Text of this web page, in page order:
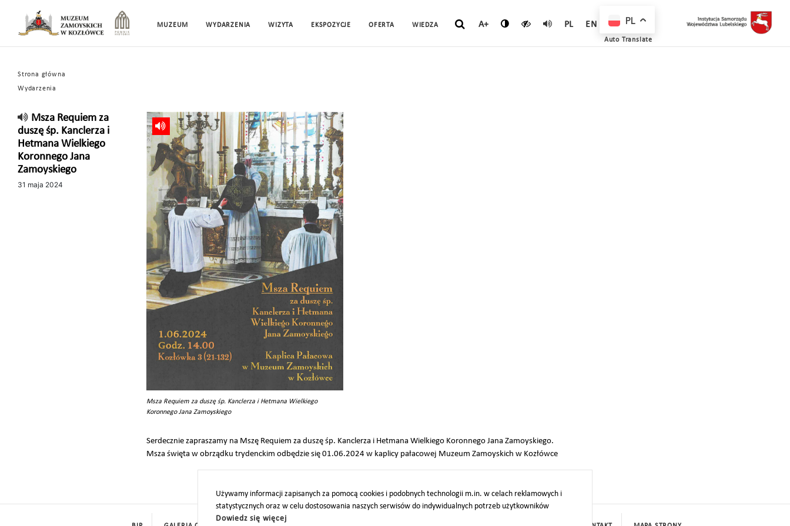
MUZEUM WYDARZENIA WIZYTA EKSPOZYCJE OFERTA WIEDZA A+ PL EN
Strona główna
Wydarzenia
Msza Requiem za
duszę śp. Kanclerza i
Hetmana Wielkiego
Koronnego Jana
Zamoyskiego
31 maja 2024
Msza Requiem za duszę śp. Kanclerza i Hetmana Wielkiego
Koronnego Jana Zamoyskiego
Serdecznie zapraszamy na Mszę Requiem za duszę śp. Kanclerza i Hetmana Wielkiego Koronnego Jana Zamoyskiego.
Msza święta w obrządku trydenckim odbędzie się 01.06.2024 w kaplicy pałacowej Muzeum Zamoyskich w Kozłówce
Używamy informacji zapisanych za pomocą cookies i podobnych technologii m.in. w celach reklamowych i
statystycznych oraz w celu dostosowania naszych serwisów do indywidualnych potrzeb użytkowników
Dowiedz się więcej
PL
Auto Translate